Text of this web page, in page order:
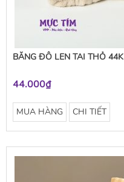
BĂNG ĐÔ LEN TAI THỎ 44K
44.000₫
MUA HÀNG CHI TIẾT